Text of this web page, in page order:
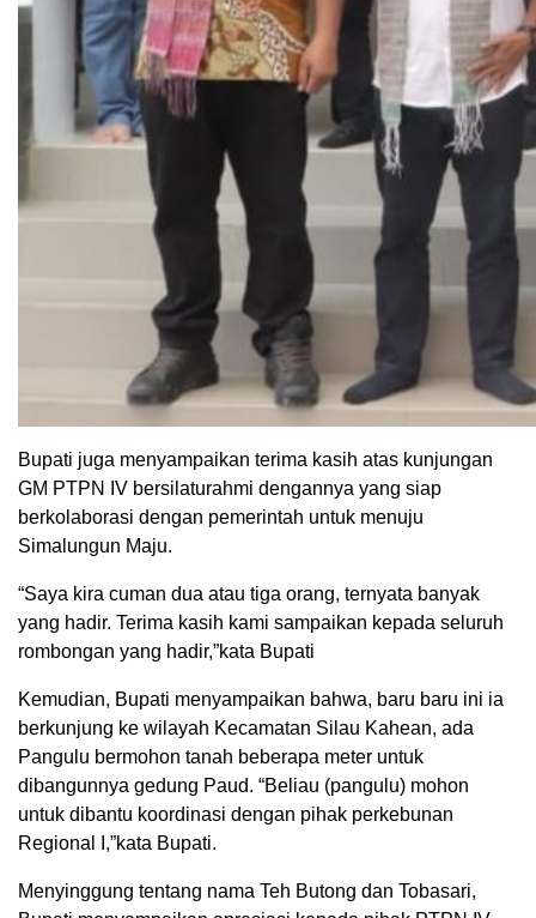
Bupati juga menyampaikan terima kasih atas kunjungan
GM PTPN IV bersilaturahmi dengannya yang siap
berkolaborasi dengan pemerintah untuk menuju
Simalungun Maju.
“Saya kira cuman dua atau tiga orang, ternyata banyak
yang hadir. Terima kasih kami sampaikan kepada seluruh
rombongan yang hadir,”kata Bupati
Kemudian, Bupati menyampaikan bahwa, baru baru ini ia
berkunjung ke wilayah Kecamatan Silau Kahean, ada
Pangulu bermohon tanah beberapa meter untuk
dibangunnya gedung Paud. “Beliau (pangulu) mohon
untuk dibantu koordinasi dengan pihak perkebunan
Regional I,”kata Bupati.
Menyinggung tentang nama Teh Butong dan Tobasari,